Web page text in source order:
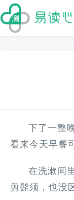
下了一整
看来今天早餐
在洗漱间
剪髭须，也没